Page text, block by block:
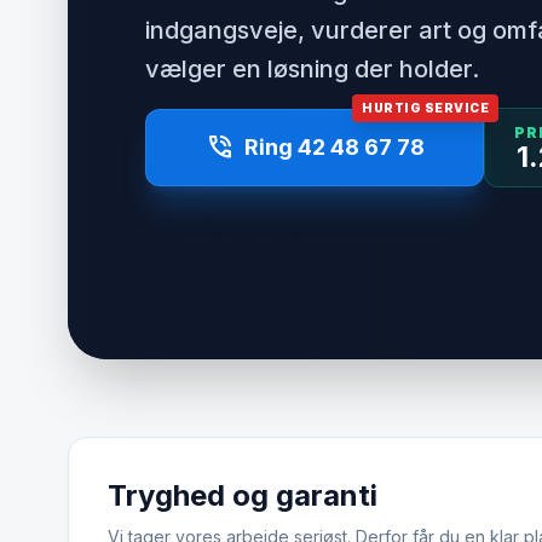
indgangsveje, vurderer art og
vælger en løsning der holder.
HURTIG SERVICE
phone_in_talk Ring 42 48 67 78
Tryghed og garanti
Vi tager vores arbejde seriøst. Derfor får du en klar